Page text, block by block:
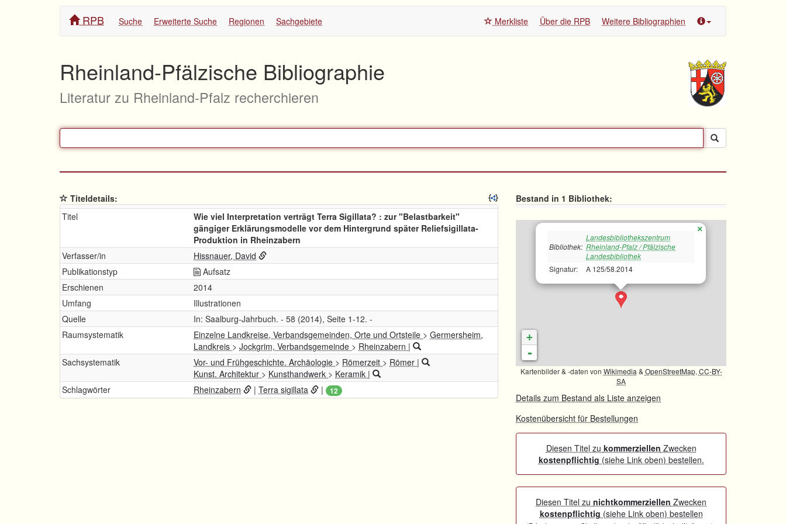
RPB Suche Erweiterte Suche Regionen Sachgebiete Merkliste Über die RPB Weitere Bibliographien
Rheinland-Pfälzische Bibliographie
Literatur zu Rheinland-Pfalz recherchieren
Titeldetails:
Titel
Wie viel Interpretation verträgt Terra Sigillata? : zur "Belastbarkeit"
gängiger Erklärungsmodelle vor dem Hintergrund später Reliefsigillata-
Produktion in Rheinzabern
Verfasser/in
Hissnauer, David
Publikationstyp
Aufsatz
Erschienen
2014
Umfang
Illustrationen
Quelle
In: Saalburg-Jahrbuch. - 58 (2014), Seite 1-12. -
Raumsystematik
Einzelne Landkreise, Verbandsgemeinden, Orte und Ortsteile > Germersheim,
Landkreis > Jockgrim, Verbandsgemeinde > Rheinzabern |
Sachsystematik
Vor- und Frühgeschichte. Archäologie > Römerzeit > Römer |
Kunst. Architektur > Kunsthandwerk > Keramik |
Schlagwörter
Rheinzabern | Terra sigillata | 12
Bestand in 1 Bibliothek:
×
Bibliothek:
Landesbibliothekszentrum
Rheinland-Pfalz / Pfälzische
Landesbibliothek
Signatur:
A 125/58.2014
+
-
Kartenbilder & -daten von Wikimedia & OpenStreetMap, CC-BY-
SA
Details zum Bestand als Liste anzeigen
Kostenübersicht für Bestellungen
Diesen Titel zu kommerziellen Zwecken
kostenpflichtig (siehe Link oben) bestellen.
Diesen Titel zu nichtkommerziellen Zwecken
kostenpflichtig (siehe Link oben) bestellen